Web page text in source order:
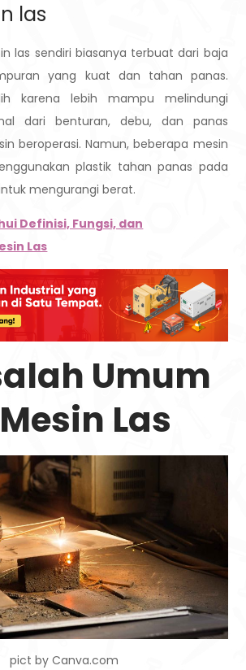
las
las sendiri biasanya terbuat dari baja
yang kuat dan tahan panas.
karena lebih mampu melindungi
dari benturan, debu, dan panas
beroperasi. Namun, beberapa mesin
plastik tahan panas pada
mengurangi berat.
Definisi, Fungsi, dan
Las
Umum
Las
pict by Canva.com